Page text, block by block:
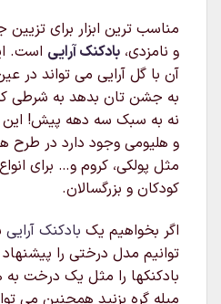
مناسب ترین ابزار برای
و نامزدی، بادکنک آرایی است.
آن با گل آرایی می تواند در
به جشن تان بدهد به شرطی
نه به سبک سه دهه پیش! این
و هلیومی وجود دارد در
مثل پولکی، کروم و… برای
کودکان و بزرگسالان.
اگر بخواهیم یک بادکنک آرایی
توانیم مدل درختی را
بادکنکها را مثل یک درخت